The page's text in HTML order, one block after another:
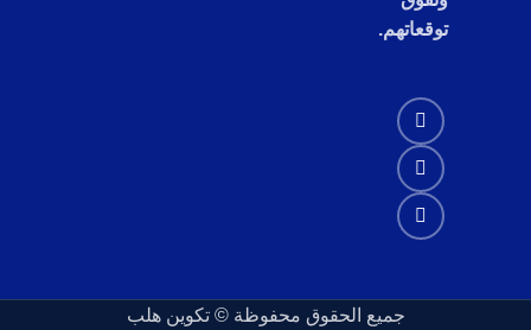
توقعاتهم.
جميع الحقوق محفوظة © تكوين هلب